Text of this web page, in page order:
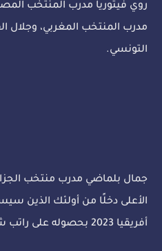
روي فيتوريا مدرب المنتخب
مدرب المنتخب المغربي، وجلال
التونسي.
جمال بلماضي مدرب منتخب
الأعلى دخلًا من أولئك الذين
أفريقيا 2023 بحصوله على راتب شهري يبلغ 208 آلاف يورو.